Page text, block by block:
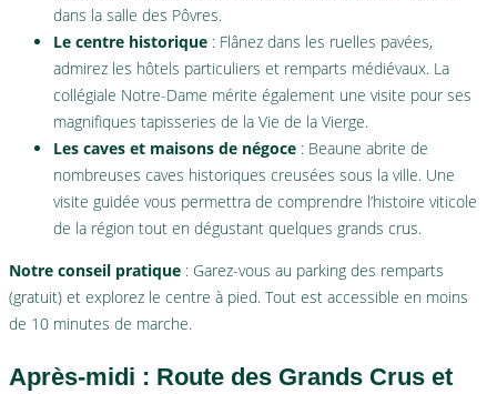
dans la salle des Pôvres.
Le centre historique : Flânez dans les ruelles pavées,
admirez les hôtels particuliers et remparts médiévaux. La
collégiale Notre-Dame mérite également une visite pour ses
magnifiques tapisseries de la Vie de la Vierge.
Les caves et maisons de négoce : Beaune abrite de
nombreuses caves historiques creusées sous la ville. Une
visite guidée vous permettra de comprendre l’histoire viticole
de la région tout en dégustant quelques grands crus.
Notre conseil pratique : Garez-vous au parking des remparts
(gratuit) et explorez le centre à pied. Tout est accessible en moins
de 10 minutes de marche.
Après-midi : Route des Grands Crus et